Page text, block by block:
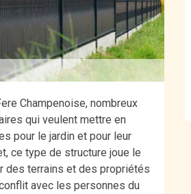
Champenoise, nombreux
qui veulent mettre en
pour le jardin et pour leur
ce type de structure joue le
des terrains et des propriétés
avec les personnes du